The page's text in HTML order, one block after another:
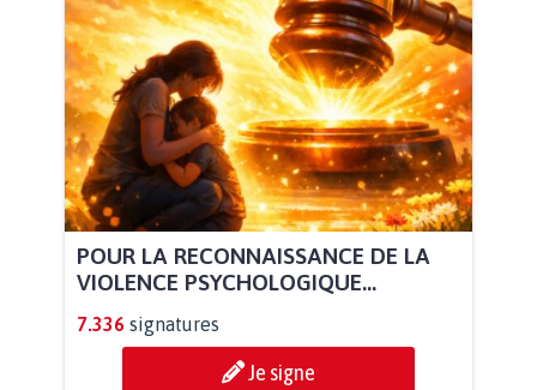
POUR LA RECONNAISSANCE DE LA
VIOLENCE PSYCHOLOGIQUE...
7.336 signatures
Je signe